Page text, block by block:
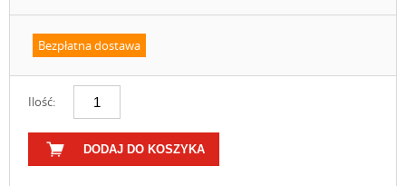
Bezpłatna dostawa
Ilość:
DODAJ DO KOSZYKA